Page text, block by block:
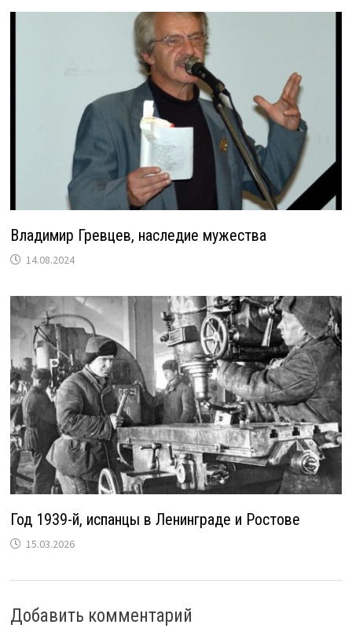
Владимир Гревцев, наследие мужества
14.08.2024
Год 1939-й, испанцы в Ленинграде и Ростове
15.03.2026
Добавить комментарий